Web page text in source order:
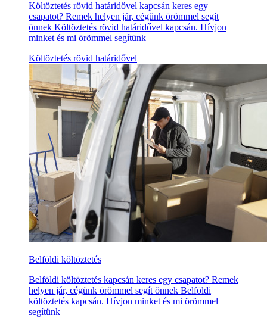
Költöztetés rövid határidővel kapcsán keres egy
csapatot? Remek helyen jár, cégünk örömmel segít
önnek Költöztetés rövid határidővel kapcsán. Hívjon
minket és mi örömmel segítünk
Költöztetés rövid határidővel
Belföldi költöztetés
Belföldi költöztetés kapcsán keres egy csapatot? Remek
helyen jár, cégünk örömmel segít önnek Belföldi
költöztetés kapcsán. Hívjon minket és mi örömmel
segítünk